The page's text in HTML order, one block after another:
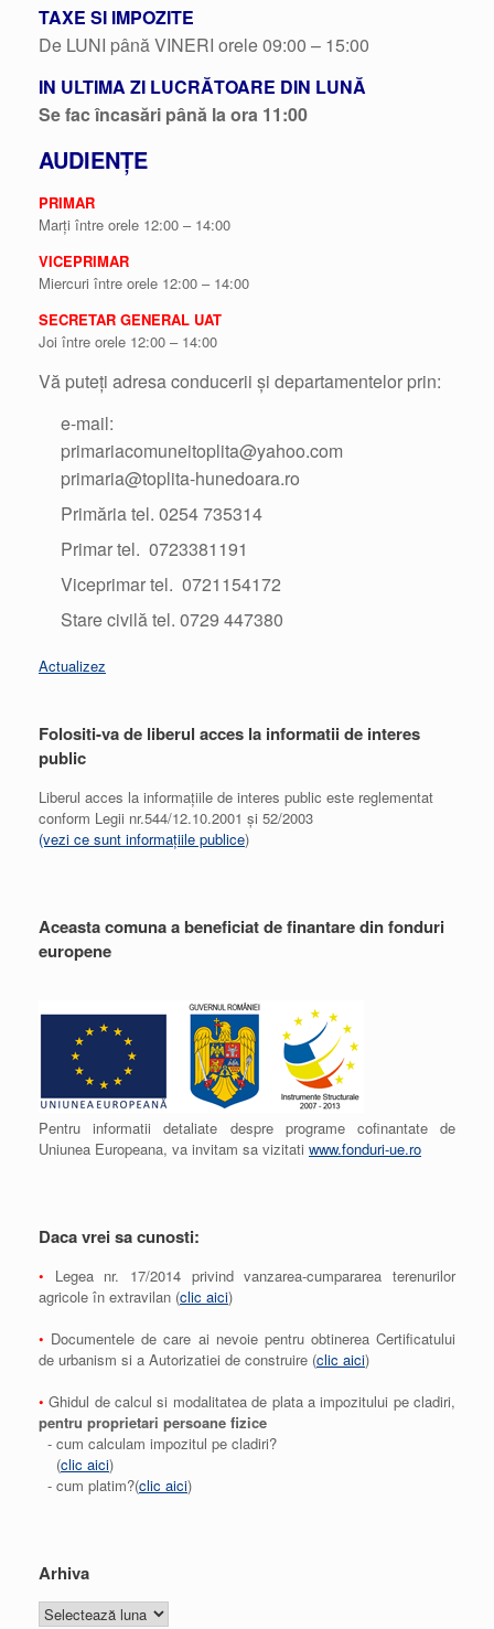
TAXE SI IMPOZITE
De LUNI până VINERI orele 09:00 – 15:00
IN ULTIMA ZI LUCRĂTOARE DIN LUNĂ
Se fac încasări până la ora 11:00
AUDIENȚE
PRIMAR
Marți între orele 12:00 – 14:00
VICEPRIMAR
Miercuri între orele 12:00 – 14:00
SECRETAR GENERAL UAT
Joi între orele 12:00 – 14:00
Vă puteți adresa conducerii și departamentelor prin:
e-mail:
primariacomuneitoplita@yahoo.com
primaria@toplita-hunedoara.ro
Primăria tel. 0254 735314
Primar tel. 0723381191
Viceprimar tel. 0721154172
Stare civilă tel. 0729 447380
Actualizez
Folositi-va de liberul acces la informatii de interes
public
Liberul acces la informațiile de interes public este reglementat
conform Legii nr.544/12.10.2001 și 52/2003
(vezi ce sunt informațiile publice)
Aceasta comuna a beneficiat de finantare din fonduri
europene
Pentru informatii detaliate despre programe cofinantate de
Uniunea Europeana, va invitam sa vizitati www.fonduri-ue.ro
Daca vrei sa cunosti:
• Legea nr. 17/2014 privind vanzarea-cumpararea terenurilor
agricole în extravilan (clic aici)
• Documentele de care ai nevoie pentru obtinerea Certificatului
de urbanism si a Autorizatiei de construire (clic aici)
• Ghidul de calcul si modalitatea de plata a impozitului pe cladiri,
pentru proprietari persoane fizice
- cum calculam impozitul pe cladiri?
(clic aici)
- cum platim?(clic aici)
Arhiva